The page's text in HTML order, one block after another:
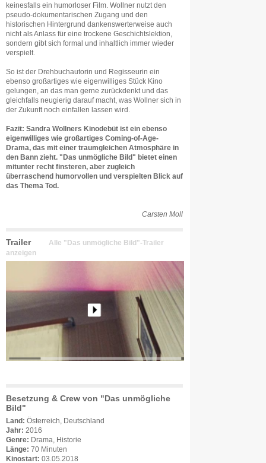
keinesfalls ein humorloser Film. Wollner nutzt den
pseudo-dokumentarischen Zugang und den
historischen Hintergrund dankenswerterweise auch
nicht als Anlass für eine trockene Geschichtslektion,
sondern gibt sich formal und inhaltlich immer wieder
verspielt.
So ist der Drehbuchautorin und Regisseurin ein
ebenso großartiges wie eigenwilliges Stück Kino
gelungen, an das man gerne zurückdenkt und das
gleichfalls neugierig darauf macht, was Wollner sich in
der Zukunft noch einfallen lassen wird.
Fazit: Sandra Wollners Kinodebüt ist ein ebenso
eigenwilliges wie großartiges Coming-of-Age-
Drama, das mit einer traumgleichen Atmosphäre in
den Bann zieht. "Das unmögliche Bild" bietet einen
mitunter recht finsteren, aber zugleich
überraschend humorvollen und verspielten Blick auf
das Thema Tod.
Carsten Moll
Trailer
Alle "Das unmögliche Bild"-Trailer
anzeigen
Besetzung & Crew von "Das unmögliche
Bild"
Land: Österreich, Deutschland
Jahr: 2016
Genre: Drama, Historie
Länge: 70 Minuten
Kinostart: 03.05.2018